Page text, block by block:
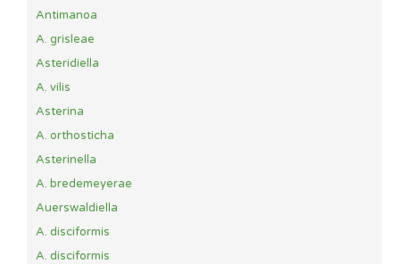
Antimanoa
A. grisleae
Asteridiella
A. vilis
Asterina
A. orthosticha
Asterinella
A. bredemeyerae
Auerswaldiella
A. disciformis
A. disciformis